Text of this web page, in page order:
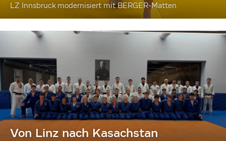
LZ Innsbruck modernisiert mit BERGER-Matten
Von Linz nach Kasachstan